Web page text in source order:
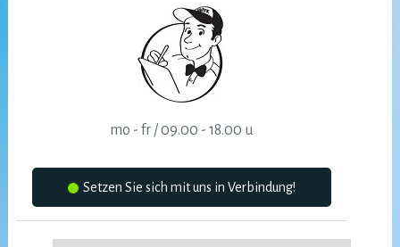
mo - fr / 09.00 - 18.00 u
Setzen Sie sich mit uns in Verbindung!